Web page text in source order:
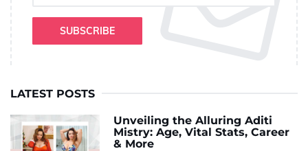
SUBSCRIBE
LATEST POSTS
Unveiling the Alluring Aditi
Mistry: Age, Vital Stats, Career
& More